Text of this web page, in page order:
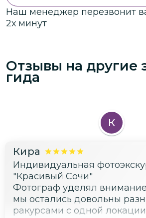
Наш менеджер перезвонит
2х минут
Отзывы на другие
гида
К
Кира
Индивидуальная
"Красивый Сочи"
Фотограф уделял
мы остались довольны
ракурсами с одной